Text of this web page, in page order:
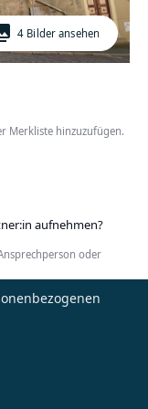
4 Bilder ansehen
Merkliste hinzuzufügen.
aufnehmen?
oder